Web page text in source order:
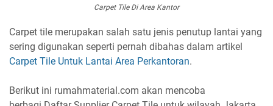
Carpet Tile Di Area Kantor
Carpet tile merupakan salah satu jenis penutup lantai yang
sering digunakan seperti pernah dibahas dalam artikel
Carpet Tile Untuk Lantai Area Perkantoran.
Berikut ini rumahmaterial.com akan mencoba